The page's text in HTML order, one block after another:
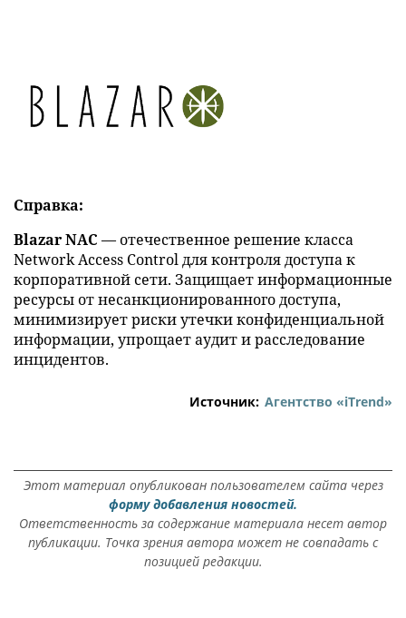
Справка:
Blazar NAC — отечественное решение класса
Network Access Control для контроля доступа к
корпоративной сети. Защищает информационные
ресурсы от несанкционированного доступа,
минимизирует риски утечки конфиденциальной
информации, упрощает аудит и расследование
инцидентов.
Источник: Агентство «iTrend»
Этот материал опубликован пользователем сайта через
форму добавления новостей.
Ответственность за содержание материала несет автор
публикации. Точка зрения автора может не совпадать с
позицией редакции.